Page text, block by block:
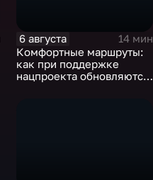
6 августа
14 мин
Комфортные маршруты:
как при поддержке
нацпроекта обновляются